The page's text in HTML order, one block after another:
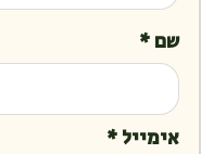
שם*
אימייל*